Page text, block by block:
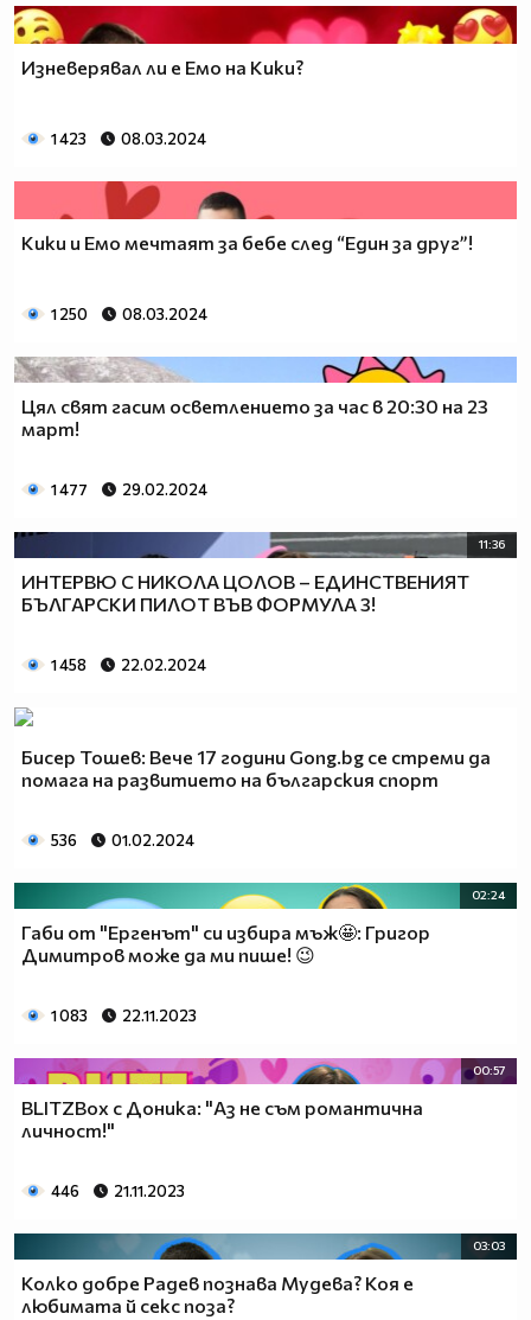
Изневерявал ли е Емо на Кики?
1 423 08.03.2024
Кики и Емо мечтаят за бебе след “Един за друг”!
1 250 08.03.2024
Цял свят гасим осветлението за час в 20:30 на 23
март!
1 477 29.02.2024
11:36
ИНТЕРВЮ С НИКОЛА ЦОЛОВ – ЕДИНСТВЕНИЯТ
БЪЛГАРСКИ ПИЛОТ ВЪВ ФОРМУЛА 3!
1 458 22.02.2024
Бисер Тошев: Вече 17 години Gong.bg се стреми да
помага на развитието на българския спорт
536 01.02.2024
02:24
Габи от "Ергенът" си избира мъж🤩: Григор
Димитров може да ми пише! 😉
1 083 22.11.2023
00:57
BLITZBox с Доника: "Аз не съм романтична
личност!"
446 21.11.2023
03:03
Колко добре Радев познава Мудева? Коя е
любимата й секс поза?